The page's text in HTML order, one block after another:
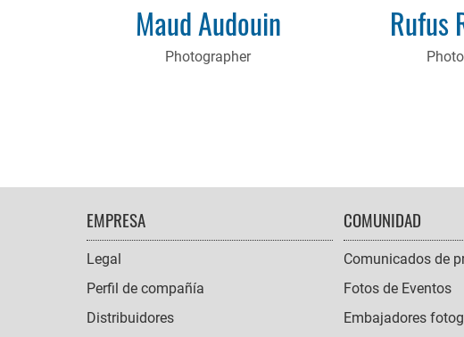
Maud Audouin
Photographer
Rufus
FOOTER
NAVIGATION
EMPRESA
Legal
Perfil de compañía
Distribuidores
COMUNIDAD
Comunicados de
Fotos de Eventos
Embajadores